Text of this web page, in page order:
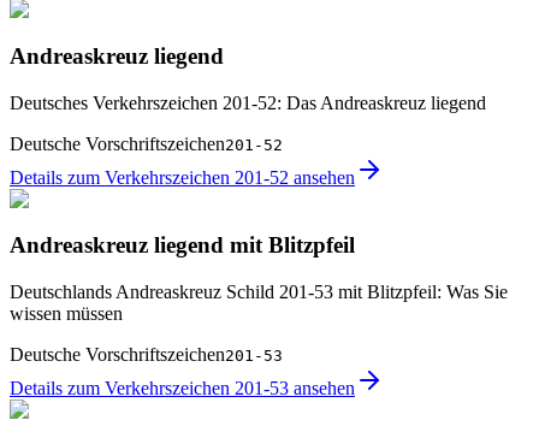
Andreaskreuz liegend
Deutsches Verkehrszeichen 201-52: Das Andreaskreuz liegend
Deutsche Vorschriftszeichen201-52
Details zum Verkehrszeichen 201-52 ansehen
Andreaskreuz liegend mit Blitzpfeil
Deutschlands Andreaskreuz Schild 201-53 mit Blitzpfeil: Was Sie
wissen müssen
Deutsche Vorschriftszeichen201-53
Details zum Verkehrszeichen 201-53 ansehen